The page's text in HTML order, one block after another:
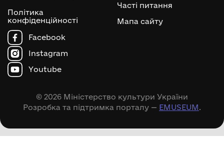
Політика
конфіденційності
Часті питання
Мапа сайту
Facebook
Instagram
Youtube
© 2026 Міністерство культури України
Розробка та підтримка порталу — EMUSEUM.